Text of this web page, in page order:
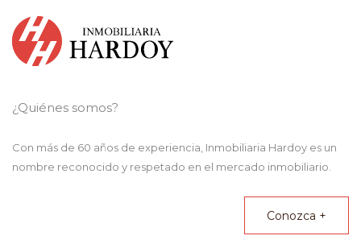
¿Quiénes somos?
Con más de 60 años de experiencia, Inmobiliaria Hardoy es un
nombre reconocido y respetado en el mercado inmobiliario.
Conozca +